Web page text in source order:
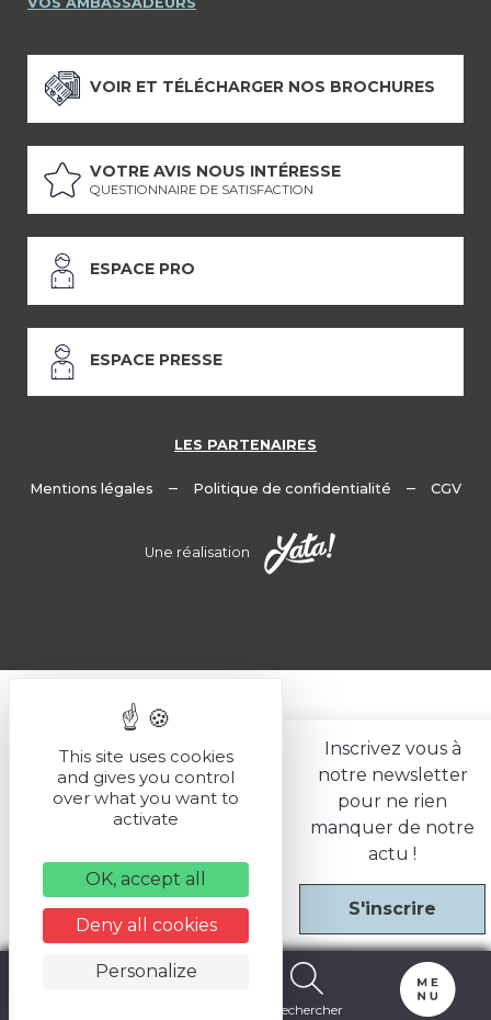
Rechercher
Inscrivez vous à
notre newsletter
pour ne rien
manquer de notre
actu !
S'inscrire
VOIR ET TÉLÉCHARGER NOS BROCHURES
VOTRE AVIS NOUS INTÉRESSE
QUESTIONNAIRE DE SATISFACTION
ESPACE PRO
ESPACE PRESSE
LES PARTENAIRES
Mentions légales – Politique de confidentialité – CGV
Une réalisation
This site uses cookies
and gives you control
over what you want to
activate
OK, accept all
Deny all cookies
Personalize